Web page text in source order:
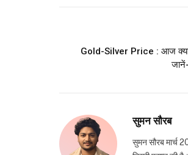
Gold-Silver Price : आज क्या
सुमन सौरब
सुमन सौरब मार्च